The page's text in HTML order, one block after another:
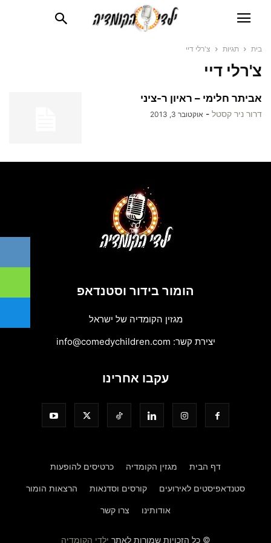
בית תגיות צ'רלי דיי
צ'רלי דיי
אביתר חלימי – ראיון ר-ציני
דרור ניר קסטל - אוקטובר 3, 2013
הומור בידור וסטנדאפ
מגזין הקומדיה של ישראל
יצירת קשר: info@comedychildren.com
עקבו אחרינו
דף הבית מגזין הקומדיה כרטיסים להופעות
סטנדאפיסטים לאירועים קורסים וסדנאות הרצאות הומור
אודותינו צרו קשר
© כל הזכויות שמורות לאתר ילדי הקומדיה